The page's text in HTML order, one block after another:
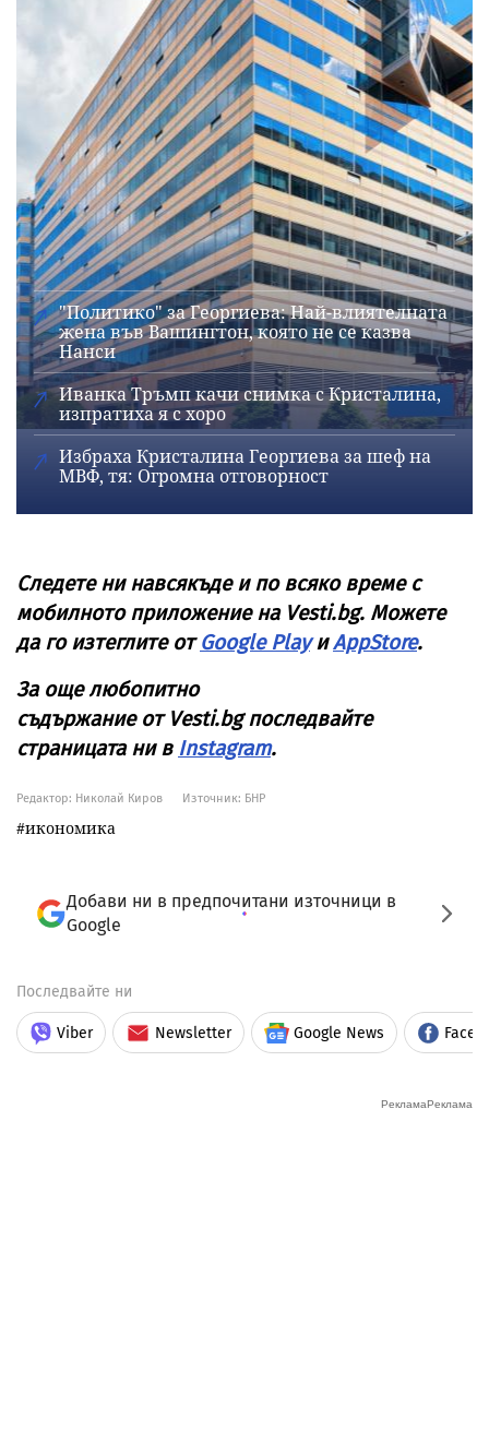
"Политико" за Георгиева: Най-влиятелната
жена във Вашингтон, която не се казва
Нанси
Иванка Тръмп качи снимка с Кристалина,
изпратиха я с хоро
Избраха Кристалина Георгиева за шеф на
МВФ, тя: Огромна отговорност
Следете ни навсякъде и по всяко време с
мобилното приложение на Vesti.bg. Можете
да го изтеглите от Google Play и AppStore.
За още любопитно
съдържание от Vesti.bg последвайте
страницата ни в Instagram.
Редактор: Николай Киров Източник: БНР
икономика
Добави ни в предпочитани източници в
Google
Последвайте ни
Viber Newsletter Google News